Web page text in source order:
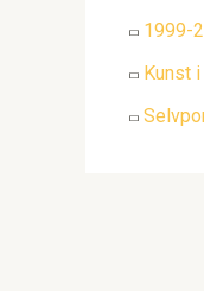
1999-
Kunst